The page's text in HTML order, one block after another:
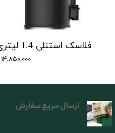
۱۴,۸۵۰,۰۰۰ تومان
ارسال سریع سفارش